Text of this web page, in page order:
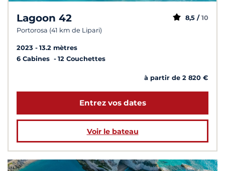
Lagoon 42
Portorosa (41 km de Lipari)
8,5 / 10
2023
13.2 mètres
6 Cabines
12 Couchettes
à partir de 2 820 €
Entrez vos dates
Voir le bateau